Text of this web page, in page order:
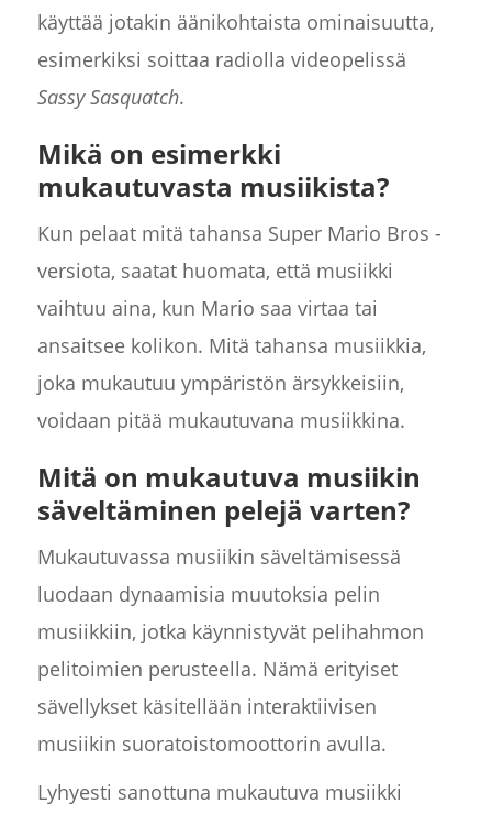
käyttää jotakin äänikohtaista ominaisuutta,
esimerkiksi soittaa radiolla videopelissä
Sassy Sasquatch.
Mikä on esimerkki
mukautuvasta musiikista?
Kun pelaat mitä tahansa Super Mario Bros -
versiota, saatat huomata, että musiikki
vaihtuu aina, kun Mario saa virtaa tai
ansaitsee kolikon. Mitä tahansa musiikkia,
joka mukautuu ympäristön ärsykkeisiin,
voidaan pitää mukautuvana musiikkina.
Mitä on mukautuva musiikin
säveltäminen pelejä varten?
Mukautuvassa musiikin säveltämisessä
luodaan dynaamisia muutoksia pelin
musiikkiin, jotka käynnistyvät pelihahmon
pelitoimien perusteella. Nämä erityiset
sävellykset käsitellään interaktiivisen
musiikin suoratoistomoottorin avulla.
Lyhyesti sanottuna mukautuva musiikki